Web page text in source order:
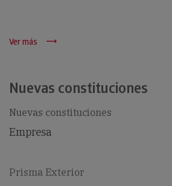
Ver más
Nuevas constituciones
Nuevas constituciones
Empresa
Prisma Exterior